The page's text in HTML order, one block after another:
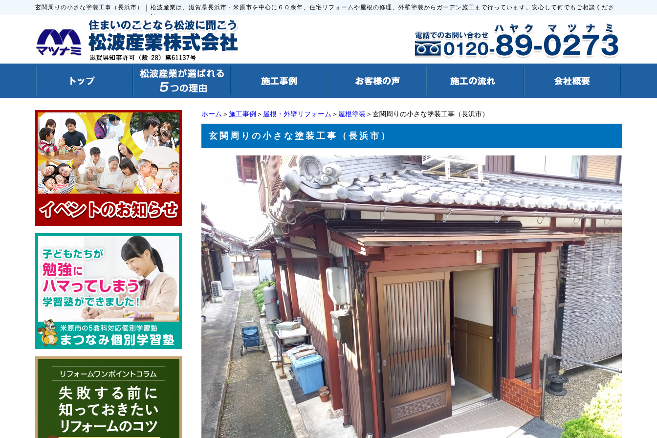
玄関周りの小さな塗装工事（長浜市） ｜ 松波産業は、滋賀県長浜市・米原市を中心に６０余年、住宅リフォームや屋根の修理、外壁塗装からガーデン施工まで行っています。安心して何でもご相談くださ
い。
ホーム ＞施工事例 ＞ 屋根・外壁リフォーム ＞ 屋根塗装 ＞玄関周りの小さな塗装工事（長浜市）
玄関周りの小さな塗装工事（長浜市）